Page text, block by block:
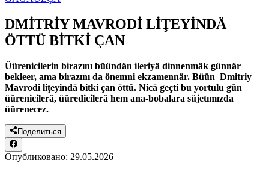
DMİTRİY MAVRODİ LİŢEYİNDÄ
ÖTTÜ BİTKİ ÇAN
Üürenicilerin birazını büündän ileriyä dinnenmäk günnär
bekleer, ama birazını da önemni ekzamennär. Büün Dmitriy
Mavrodi liţeyindä bitki çan öttü. Nicä geçti bu yortulu gün
üürenicilerä, üüredicilerä hem ana-bobalara süjetımızda
üürenecez.
Поделиться
Опубликовано: 29.05.2026